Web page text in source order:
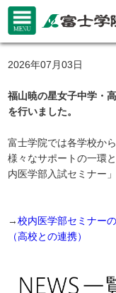
2026年07月03日
福山暁の星女子中学・
を行いました。
富士学院では各学校か
様々なサポートの一環
内医学部入試セミナー
→校内医学部セミナー
（高校との連携）